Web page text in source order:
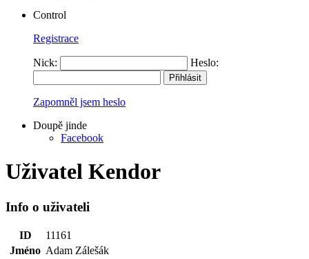
Control
Registrace
Nick: Heslo:
Zapomněl jsem heslo
Doupě jinde
Facebook
Uživatel Kendor
Info o uživateli
ID
11161
Jméno Adam Zálešák